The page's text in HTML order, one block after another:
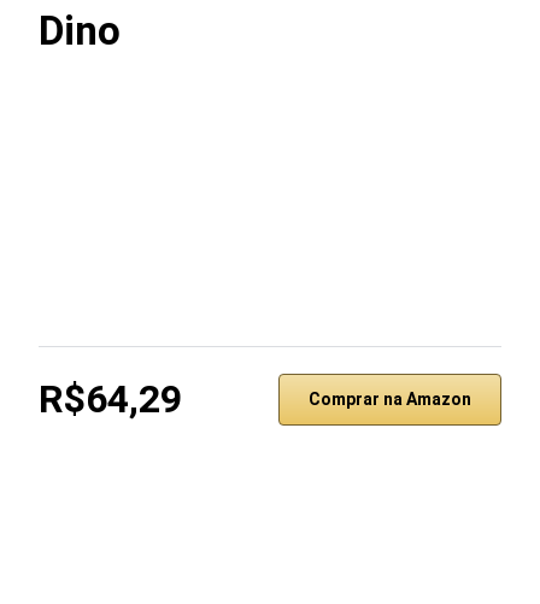
Dino
R$64,29 Comprar na Amazon